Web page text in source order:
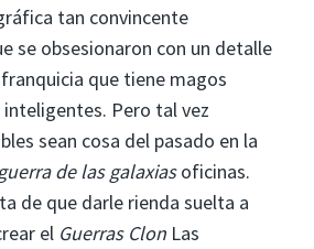
tan convincente
se obsesionaron con un detalle
que tiene magos
Pero tal vez
sean cosa del pasado en la
de las galaxiasoficinas.
de que darle rienda suelta a
el Guerras Clon Las